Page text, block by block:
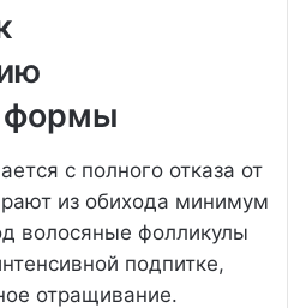
формы
с полного отказа от
из обихода минимум
волосяные фолликулы
подпитке,
отращивание.